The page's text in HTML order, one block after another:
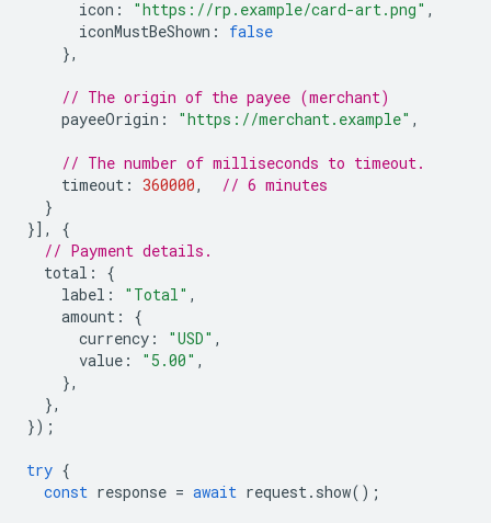
icon : "https://rp.example/card-art.png" ,
iconMustBeShown :
false
},
// The origin of the payee (merchant)
payeeOrigin : "https://merchant.example" ,
// The number of milliseconds to timeout.
timeout : 360000,
// 6 minutes
}
}],
{
// Payment details.
total :
{
label : "Total" ,
amount :
{
currency : "USD" ,
value : "5.00" ,
},
},
});
try {
const response = await request. show();